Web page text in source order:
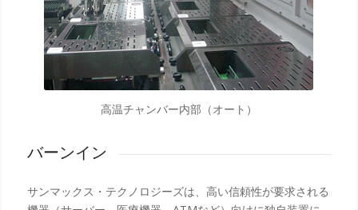
高温チャンバー内部（オート）
バーンイン
サンマックス・テクノロジーズは、高い信頼性が要求される